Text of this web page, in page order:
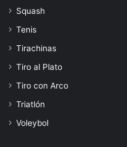
Squash
Tenis
Tirachinas
Tiro al Plato
Tiro con Arco
Triatlón
Voleybol